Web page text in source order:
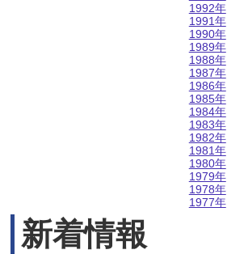
1992年
1991年
1990年
1989年
1988年
1987年
1986年
1985年
1984年
1983年
1982年
1981年
1980年
1979年
1978年
1977年
新着情報